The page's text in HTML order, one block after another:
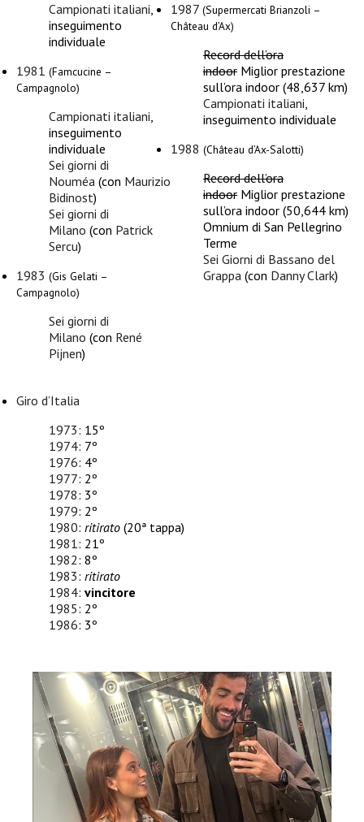
Campionati italiani,
inseguimento
individuale
1981 (Famcucine –
Campagnolo)
Campionati italiani,
inseguimento
individuale
Sei giorni di
Nouméa (con Maurizio
Bidinost)
Sei giorni di
Milano (con Patrick
Sercu)
1983 (Gis Gelati –
Campagnolo)
Sei giorni di
Milano (con René
Pijnen)
1987 (Supermercati Brianzoli –
Château d’Ax)
Record dell’ora
indoor Miglior prestazione
sull’ora indoor (48,637 km)
Campionati italiani,
inseguimento individuale
1988 (Château d’Ax-Salotti)
Record dell’ora
indoor Miglior prestazione
sull’ora indoor (50,644 km)
Omnium di San Pellegrino
Terme
Sei Giorni di Bassano del
Grappa (con Danny Clark)
Giro d’Italia
1973: 15º
1974: 7º
1976: 4º
1977: 2º
1978: 3º
1979: 2º
1980: ritirato (20ª tappa)
1981: 21º
1982: 8º
1983: ritirato
1984: vincitore
1985: 2º
1986: 3º